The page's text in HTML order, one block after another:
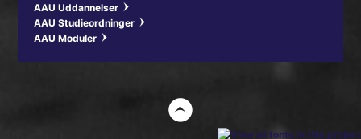
AAU Uddannelser w
AAU Studieordninger w
AAU Moduler w
t